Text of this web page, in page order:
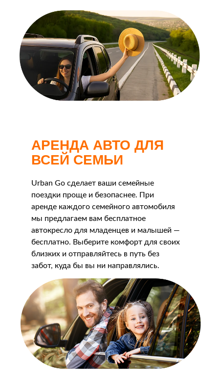
АРЕНДА АВТО ДЛЯ
ВСЕЙ СЕМЬИ
Urban Go сделает ваши семейные
поездки проще и безопаснее. При
аренде каждого семейного автомобиля
мы предлагаем вам бесплатное
автокресло для младенцев и малышей —
бесплатно. Выберите комфорт для своих
близких и отправляйтесь в путь без
забот, куда бы вы ни направлялись.